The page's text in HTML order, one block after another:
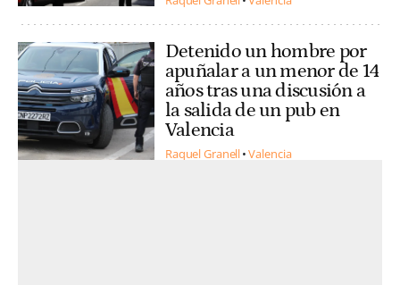
Detenido un hombre por
apuñalar a un menor de 14
años tras una discusión a
la salida de un pub en
Valencia
Raquel Granell Valencia